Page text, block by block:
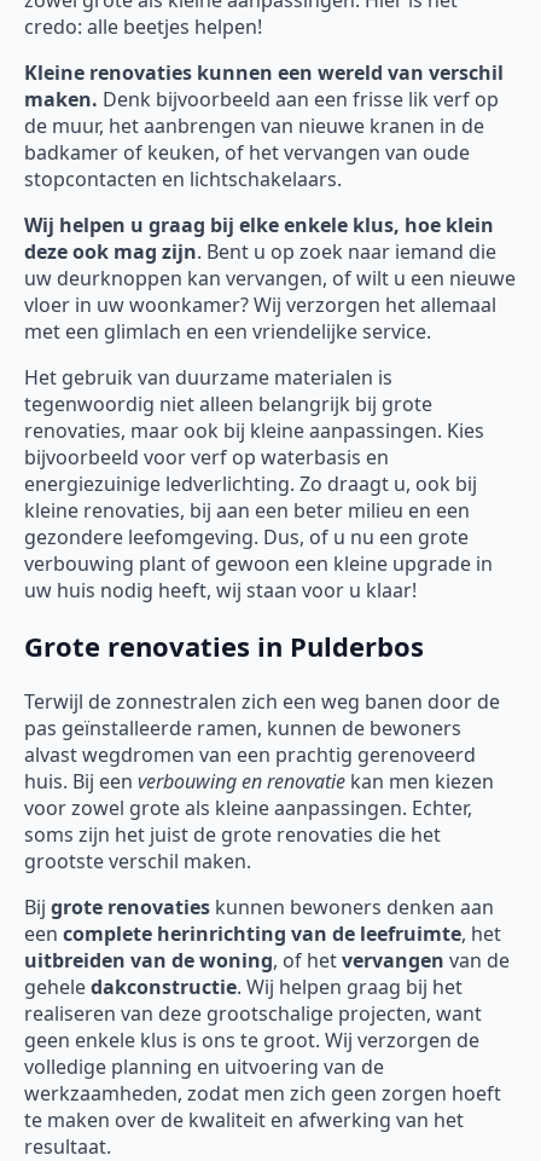
credo: alle beetjes helpen!
Kleine renovaties kunnen een wereld van verschil
maken. Denk bijvoorbeeld aan een frisse lik verf op
de muur, het aanbrengen van nieuwe kranen in de
badkamer of keuken, of het vervangen van oude
stopcontacten en lichtschakelaars.
Wij helpen u graag bij elke enkele klus, hoe klein
deze ook mag zijn. Bent u op zoek naar iemand die
uw deurknoppen kan vervangen, of wilt u een nieuwe
vloer in uw woonkamer? Wij verzorgen het allemaal
met een glimlach en een vriendelijke service.
Het gebruik van duurzame materialen is
tegenwoordig niet alleen belangrijk bij grote
renovaties, maar ook bij kleine aanpassingen. Kies
bijvoorbeeld voor verf op waterbasis en
energiezuinige ledverlichting. Zo draagt u, ook bij
kleine renovaties, bij aan een beter milieu en een
gezondere leefomgeving. Dus, of u nu een grote
verbouwing plant of gewoon een kleine upgrade in
uw huis nodig heeft, wij staan voor u klaar!
Grote renovaties in Pulderbos
Terwijl de zonnestralen zich een weg banen door de
pas geïnstalleerde ramen, kunnen de bewoners
alvast wegdromen van een prachtig gerenoveerd
huis. Bij een verbouwing en renovatie kan men kiezen
voor zowel grote als kleine aanpassingen. Echter,
soms zijn het juist de grote renovaties die het
grootste verschil maken.
Bij grote renovaties kunnen bewoners denken aan
een complete herinrichting van de leefruimte, het
uitbreiden van de woning, of hetvervangen van de
geheledakconstructie. Wij helpen graag bij het
realiseren van deze grootschalige projecten, want
geen enkele klus is ons te groot. Wij verzorgen de
volledige planning en uitvoering van de
werkzaamheden, zodat men zich geen zorgen hoeft
te maken over de kwaliteit en afwerking van het
resultaat.